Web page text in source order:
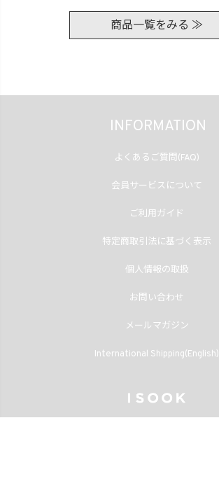
商品一覧をみる ≫
INFORMATION
よくあるご質問(FAQ)
会員サービスについて
ご利用ガイド
特定商取引法に基づく表示
個人情報の取扱
お問い合わせ
メールマガジン
International Shipping(English)